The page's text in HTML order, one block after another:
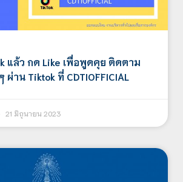
แล้ว กด Like เพื่อพูดคุย ติดตาม
ผ่าน Tiktok ที่ CDTIOFFICIAL
21 มิถุนายน 2023